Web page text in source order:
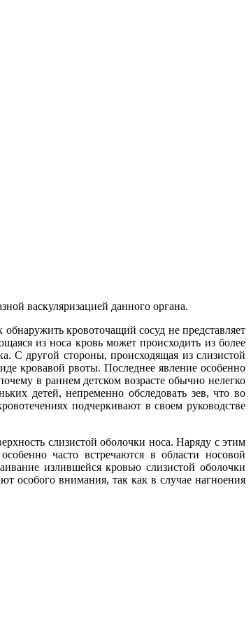
васкуляризацией данного органа.
кровоточащий сосуд не представляет
из носа кровь может происходить из более
С другой стороны, происходящая из слизистой
кровавой рвоты. Последнее явление особенно
в раннем детском возрасте обычно нелегко
детей, непременно обследовать зев, что во
подчеркивают в своем руководстве
слизистой оболочки носа. Наряду с этим
часто встречаются в области носовой
излившейся кровью слизистой оболочки
особого внимания, так как в случае нагноения